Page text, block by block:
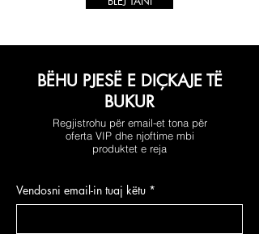
BËHU PJESË E DIÇKAJE TË
BUKUR
Regjistrohu për email-et tona për
oferta VIP dhe njoftime mbi
produktet e reja
Vendosni email-in tuaj këtu *